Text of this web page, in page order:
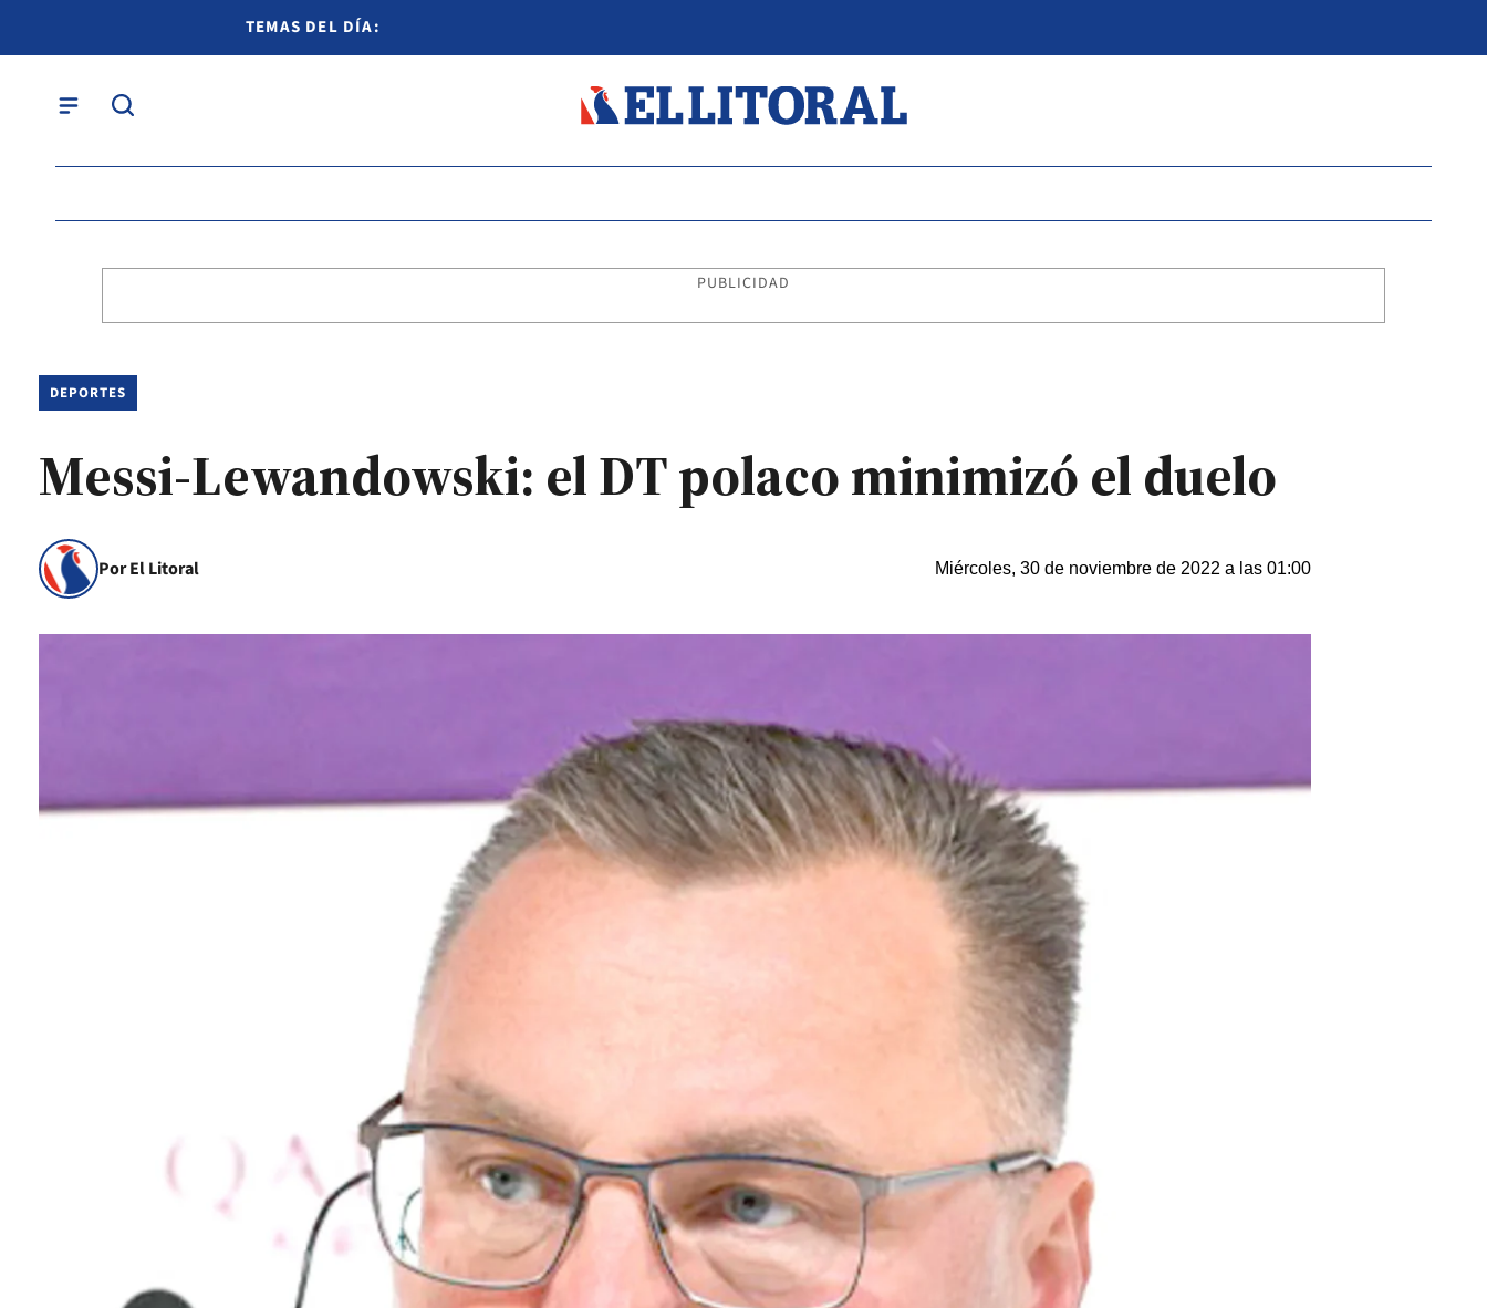
TEMAS DEL DÍA:
PUBLICIDAD
DEPORTES
Messi-Lewandowski: el DT polaco minimizó el duelo
Por El Litoral Miércoles, 30 de noviembre de 2022 a las 01:00